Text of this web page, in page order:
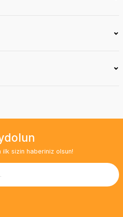
ilk sizin haberiniz olsun!